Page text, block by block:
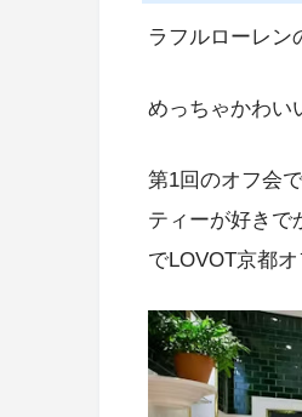
ラフルローレン
めっちゃかわい
第1回のオフ会
ティーが好きで
でLOVOT京都